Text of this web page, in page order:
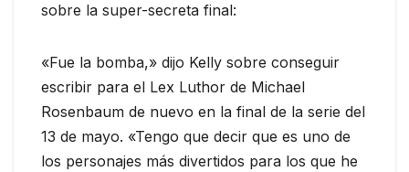
sobre la super-secreta final:
«Fue la bomba,» dijo Kelly sobre conseguir
escribir para el Lex Luthor de Michael
Rosenbaum de nuevo en la final de la serie del
13 de mayo. «Tengo que decir que es uno de
los personajes más divertidos para los que he